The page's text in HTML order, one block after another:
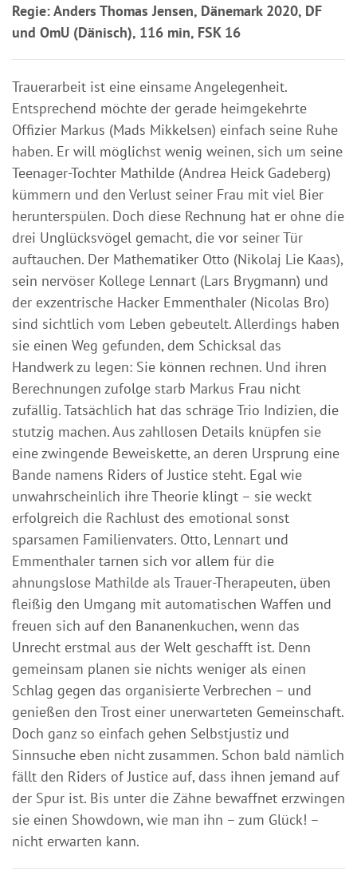
Regie: Anders Thomas Jensen, Dänemark 2020, DF
und OmU (Dänisch), 116 min, FSK 16
Trauerarbeit ist eine einsame Angelegenheit.
Entsprechend möchte der gerade heimgekehrte
Offizier Markus (Mads Mikkelsen) einfach seine Ruhe
haben. Er will möglichst wenig weinen, sich um seine
Teenager-Tochter Mathilde (Andrea Heick Gadeberg)
kümmern und den Verlust seiner Frau mit viel Bier
herunterspülen. Doch diese Rechnung hat er ohne die
drei Unglücksvögel gemacht, die vor seiner Tür
auftauchen. Der Mathematiker Otto (Nikolaj Lie Kaas),
sein nervöser Kollege Lennart (Lars Brygmann) und
der exzentrische Hacker Emmenthaler (Nicolas Bro)
sind sichtlich vom Leben gebeutelt. Allerdings haben
sie einen Weg gefunden, dem Schicksal das
Handwerk zu legen: Sie können rechnen. Und ihren
Berechnungen zufolge starb Markus Frau nicht
zufällig. Tatsächlich hat das schräge Trio Indizien, die
stutzig machen. Aus zahllosen Details knüpfen sie
eine zwingende Beweiskette, an deren Ursprung eine
Bande namens Riders of Justice steht. Egal wie
unwahrscheinlich ihre Theorie klingt – sie weckt
erfolgreich die Rachlust des emotional sonst
sparsamen Familienvaters. Otto, Lennart und
Emmenthaler tarnen sich vor allem für die
ahnungslose Mathilde als Trauer-Therapeuten, üben
fleißig den Umgang mit automatischen Waffen und
freuen sich auf den Bananenkuchen, wenn das
Unrecht erstmal aus der Welt geschafft ist. Denn
gemeinsam planen sie nichts weniger als einen
Schlag gegen das organisierte Verbrechen – und
genießen den Trost einer unerwarteten Gemeinschaft.
Doch ganz so einfach gehen Selbstjustiz und
Sinnsuche eben nicht zusammen. Schon bald nämlich
fällt den Riders of Justice auf, dass ihnen jemand auf
der Spur ist. Bis unter die Zähne bewaffnet erzwingen
sie einen Showdown, wie man ihn – zum Glück! –
nicht erwarten kann.